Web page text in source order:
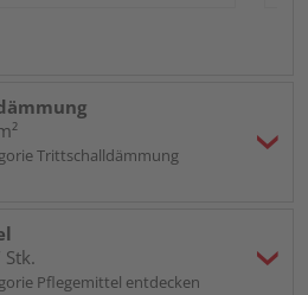
Trittschalldämmung
Pflegemittel entdecken